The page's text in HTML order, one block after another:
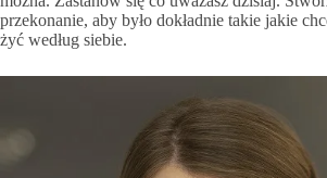
przekonanie, aby było dokładnie takie jakie
żyć według siebie.